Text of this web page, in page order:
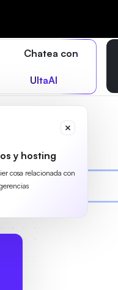
Chatea con
UltaAI
y hosting
cosa relacionada con